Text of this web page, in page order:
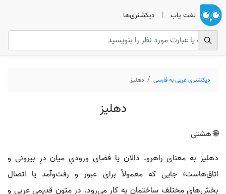
لغت یاب | دیکشنری‌ها
دیکشنری عربی به فارسی دهليز
دهليز
🌐 هشتی
دهلیز به معنای راهرو، دالان یا فضای ورودیِ میان درِ بیرونی و
اتاق‌هاست؛ جایی که معمولاً برای عبور و رفت‌وآمد یا اتصال
بخش‌های مختلف ساختمان به کار می‌رود. در متون قدیمی عربی و